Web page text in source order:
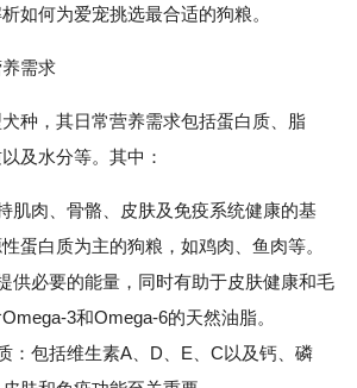
如何为爱宠挑选最合适的狗粮。
需求
种，其日常营养需求包括蛋白质、脂
及水分等。其中：
肌肉、骨骼、皮肤及免疫系统健康的基
蛋白质为主的狗粮，如鸡肉、鱼肉等。
必要的能量，同时有助于皮肤健康和毛
3和Omega-6的天然油脂。
包括维生素A、D、E、C以及钙、磷